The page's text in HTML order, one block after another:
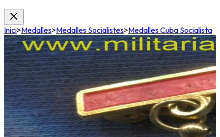
Inici>Medalles>Medalles Socialistes>Medalles Cuba Socialista